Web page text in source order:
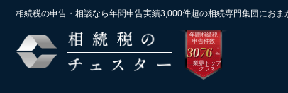
相続税の申告・相談なら年間申告実績3,000件超の相続専門集団におま
年間相続税
申告件数
3076 ※
件
業界トップ
クラス